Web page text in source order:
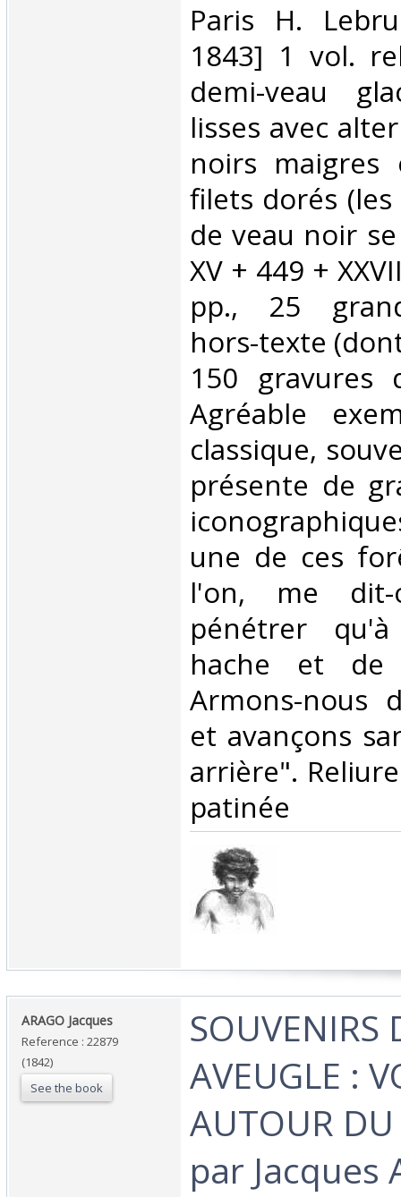
‎Paris H.
1843] 1 vol.
demi-veau
lisses avec
noirs
filets dorés
de veau noir
XV + 449 +
pp., 25
hors-texte
150 gravures
Agréable
classique,
présente de
une de ces
l'on, me
pénétrer
hache et
Armons-nous
et avançons
arrière".
patinée‎
‎ARAGO Jacques‎
Reference : 22879
(1842)
See the book
‎SOUVENIRS
AVEUGLE :
AUTOUR
par Jacques